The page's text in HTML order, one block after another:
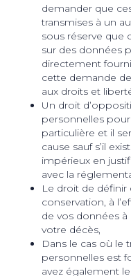
demander que
transmises à un
sous réserve
sur des données
directement
cette demande
aux droits et
Un droit
personnelles
particulière et il
cause sauf s’il
impérieux en
avec la
Le droit de définir
conservation, à
de vos données
votre décès,
Dans le cas où le
personnelles est
avez également